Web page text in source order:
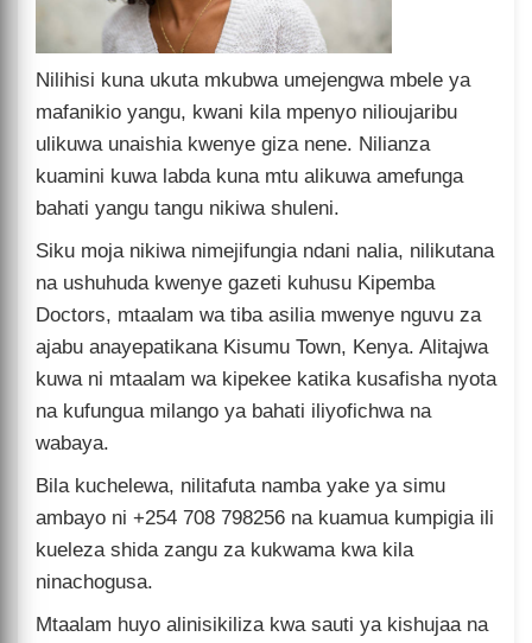
Nilihisi kuna ukuta mkubwa umejengwa mbele ya
mafanikio yangu, kwani kila mpenyo nilioujaribu
ulikuwa unaishia kwenye giza nene. Nilianza
kuamini kuwa labda kuna mtu alikuwa amefunga
bahati yangu tangu nikiwa shuleni.
Siku moja nikiwa nimejifungia ndani nalia, nilikutana
na ushuhuda kwenye gazeti kuhusu Kipemba
Doctors, mtaalam wa tiba asilia mwenye nguvu za
ajabu anayepatikana Kisumu Town, Kenya. Alitajwa
kuwa ni mtaalam wa kipekee katika kusafisha nyota
na kufungua milango ya bahati iliyofichwa na
wabaya.
Bila kuchelewa, nilitafuta namba yake ya simu
ambayo ni +254 708 798256 na kuamua kumpigia ili
kueleza shida zangu za kukwama kwa kila
ninachogusa.
Mtaalam huyo alinisikiliza kwa sauti ya kishujaa na